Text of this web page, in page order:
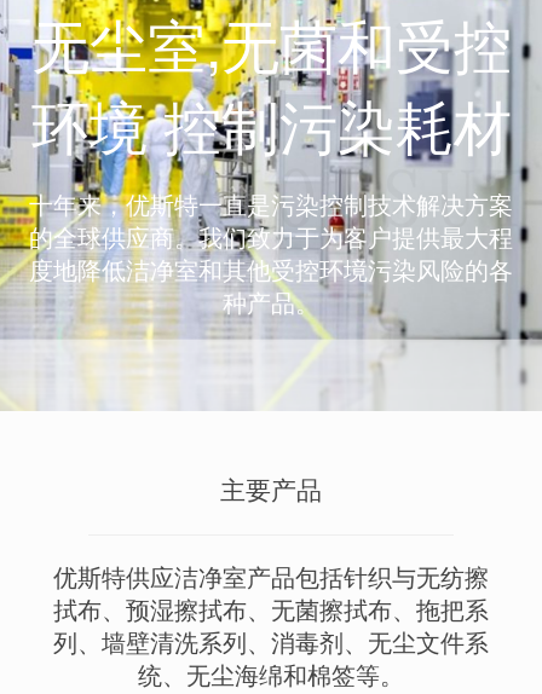
无尘室,无菌和受控
环境 控制污染耗材
十年来，优斯特一直是污染控制技术解决方案
的全球供应商。我们致力于为客户提供最大程
度地降低洁净室和其他受控环境污染风险的各
种产品。
主要产品
优斯特供应洁净室产品包括针织与无纺擦
拭布、预湿擦拭布、无菌擦拭布、拖把系
列、墙壁清洗系列、消毒剂、无尘文件系
统、无尘海绵和棉签等。